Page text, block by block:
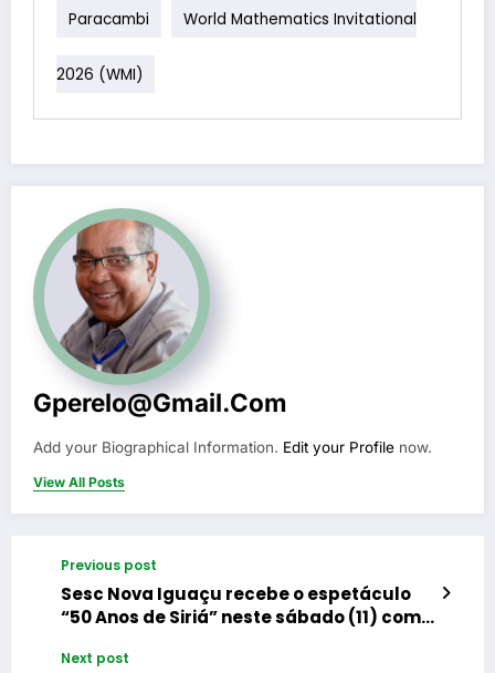
Paracambi World Mathematics Invitational
2026 (WMI)
Gperelo@gmail.com
Add your Biographical Information. Edit your Profile now.
View All Posts
Previous post
Sesc Nova Iguaçu recebe o espetáculo
“50 Anos de Siriá” neste sábado (11) com
Next post